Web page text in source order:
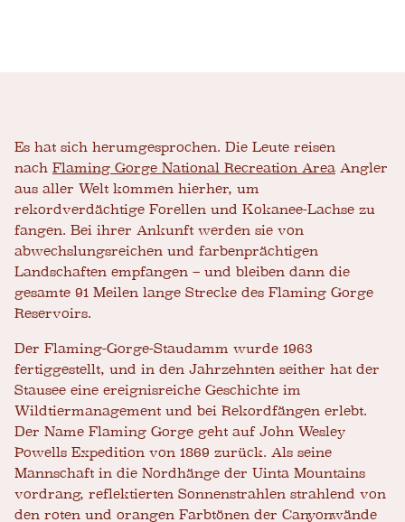
Es hat sich herumgesprochen. Die Leute reisen
nach Flaming Gorge National Recreation Area Angler
aus aller Welt kommen hierher, um
rekordverdächtige Forellen und Kokanee-Lachse zu
fangen. Bei ihrer Ankunft werden sie von
abwechslungsreichen und farbenprächtigen
Landschaften empfangen – und bleiben dann die
gesamte 91 Meilen lange Strecke des Flaming Gorge
Reservoirs.
Der Flaming-Gorge-Staudamm wurde 1963
fertiggestellt, und in den Jahrzehnten seither hat der
Stausee eine ereignisreiche Geschichte im
Wildtiermanagement und bei Rekordfängen erlebt.
Der Name Flaming Gorge geht auf John Wesley
Powells Expedition von 1869 zurück. Als seine
Mannschaft in die Nordhänge der Uinta Mountains
vordrang, reflektierten Sonnenstrahlen strahlend von
den roten und orangen Farbtönen der Canyonwände